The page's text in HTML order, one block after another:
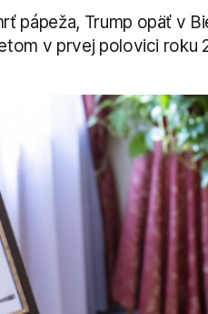
pápeža, Trump opäť v
v prvej polovici roku